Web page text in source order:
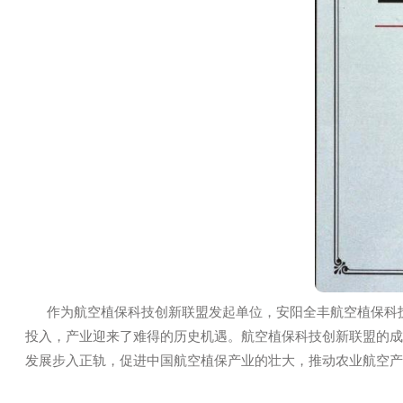
化研究所、中国农科院植保所、中国农业大学、北大荒
客农业科技有限公司作为国家航空植保科技创新联盟的